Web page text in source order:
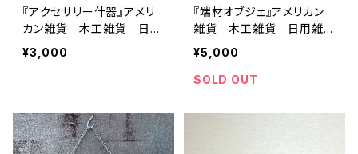
『アクセサリー什器』アメリ
カン雑貨 木工雑貨 日用
雑貨 ハンドメイド
¥3,000
『端材オブジェ』アメリカン
雑貨 木工雑貨 日用雑
貨 ハンドメイド
¥5,000
SOLD OUT